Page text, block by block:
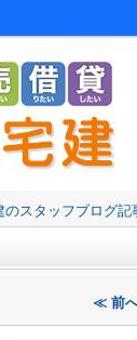
スタッフブログ記
≪ 前